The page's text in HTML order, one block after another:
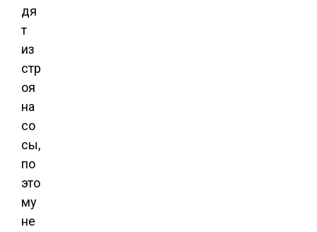
дя
т
из
стр
оя
на
со
сы,
по
это
му
не